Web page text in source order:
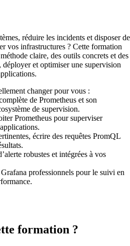
réduire les incidents et disposer de
vos infrastructures ? Cette formation
claire, des outils concrets et des
et optimiser une supervision
changer pour vous :
de Prometheus et son
de supervision.
Prometheus pour superviser
écrire des requêtes PromQL
robustes et intégrées à vos
professionnels pour le suivi en
formation ?